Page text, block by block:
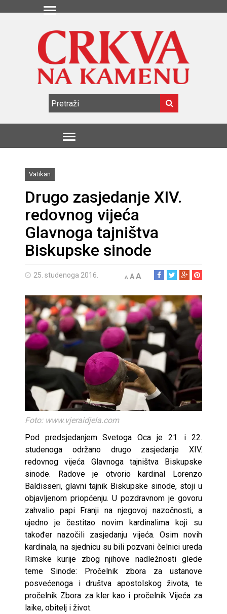
Vatikan
Drugo zasjedanje XIV.
redovnog vijeća
Glavnoga tajništva
Biskupske sinode
25. studenoga 2016. A AA
Foto: www.vjeraidjela.com
Pod predsjedanjem Svetoga Oca je 21. i 22.
studenoga održano drugo zasjedanje XIV.
redovnog vijeća Glavnoga tajništva Biskupske
sinode. Radove je otvorio kardinal Lorenzo
Baldisseri, glavni tajnik Biskupske sinode, stoji u
objavljenom priopćenju. U pozdravnom je govoru
zahvalio papi Franji na njegovoj nazočnosti, a
ujedno je čestitao novim kardinalima koji su
također nazočili zasjedanju vijeća. Osim novih
kardinala, na sjednicu su bili pozvani čelnici ureda
Rimske kurije zbog njihove nadležnosti glede
teme Sinode: Pročelnik zbora za ustanove
posvećenoga i društva apostolskog života, te
pročelnik Zbora za kler kao i pročelnik Vijeća za
laike, obitelj i život.